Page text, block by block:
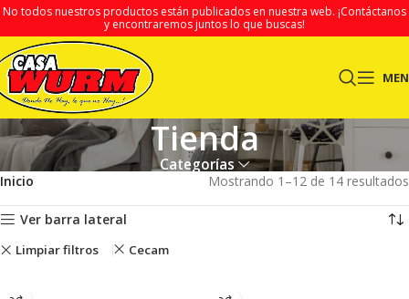
No todos nuestros productos están publicados en nuestra web. ¡Contáctanos
y encontraremos juntos lo que buscas!
Tienda
Categorías
Inicio Mostrando 1–12 de 14 resultados
Ver barra lateral
Limpiar filtros Cecam